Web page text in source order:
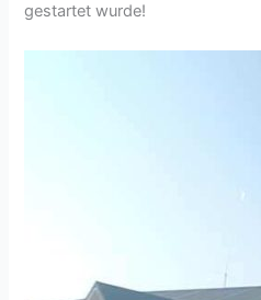
gestartet wurde!